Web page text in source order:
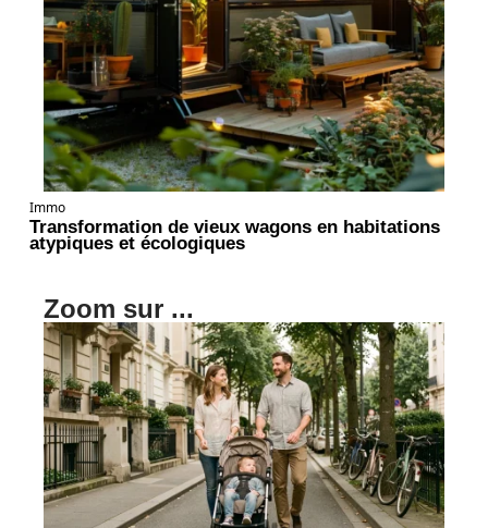
Immo
Transformation de vieux wagons en habitations
atypiques et écologiques
Zoom sur ...